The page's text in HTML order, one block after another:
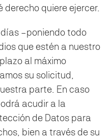
quiere ejercer.
–poniendo todo
que estén a nuestro
al máximo
su solicitud,
parte. En caso
acudir a la
de Datos para
bien a través de su